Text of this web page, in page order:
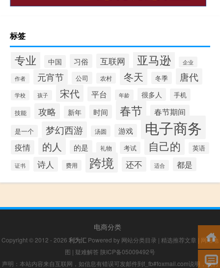
标签
专业 中国 习俗 互联网 亚马逊 企业
作者 元宵节 公司 农村 冬天 冬季 唐代
学校 孩子 宋代 平台 年龄 很多人 手机
技能 攻略 新年 时间 春节 春节期间
是一个 梦幻西游 汤圆 游戏 电子商务
疫情 的人 的是 礼物 考试 自己的 英语
证书 诗人 费用 跨境 还不 适合 都是
电商分类
Copyright © 2012 - 2026 利为汇 Powered by 网站分类目录 | 精选推荐文章 | 网站地
图 | 疑难解答 陕ICP备05009492号
声明：本站内容来自互联网，如信息有错误可发邮件到f_fb#foxmail.com说明，我们